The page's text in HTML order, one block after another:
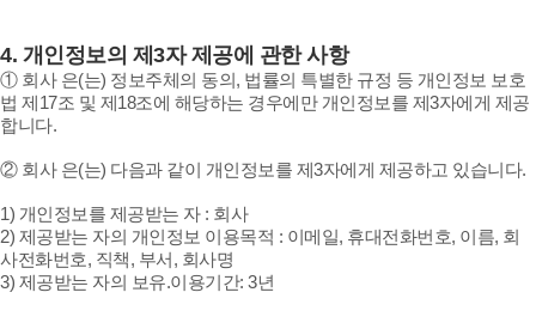
4. 개인정보의 제3자 제공에 관한 사항
① 회사 은(는) 정보주체의 동의, 법률의 특별한 규정 등 개인정보 보호
법 제17조 및 제18조에 해당하는 경우에만 개인정보를 제3자에게 제공
합니다.
② 회사 은(는) 다음과 같이 개인정보를 제3자에게 제공하고 있습니다.
1) 개인정보를 제공받는 자 : 회사
2) 제공받는 자의 개인정보 이용목적 : 이메일, 휴대전화번호, 이름, 회
사전화번호, 직책, 부서, 회사명
3) 제공받는 자의 보유.이용기간: 3년